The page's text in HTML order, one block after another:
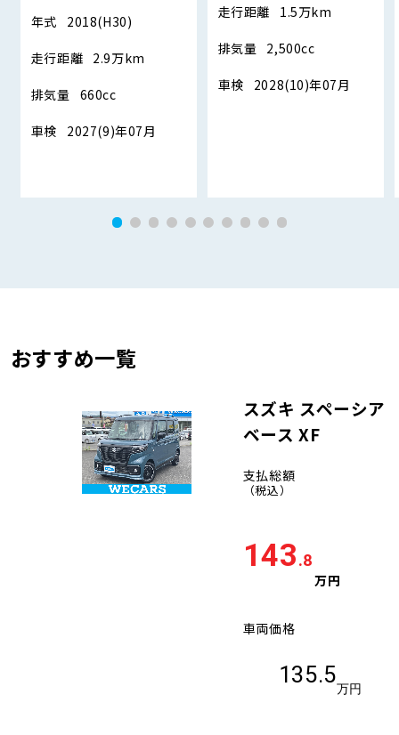
年式 2018(H30)
走行距離 2.9万km
排気量 660cc
車検 2027(9)年07月
走行距離 1.5万km
排気量 2,500cc
車検 2028(10)年07月
おすすめ一覧
スズキ スペーシア
ベース XF
支払総額
（税込）
143.8
万円
車両価格
135.5
万円